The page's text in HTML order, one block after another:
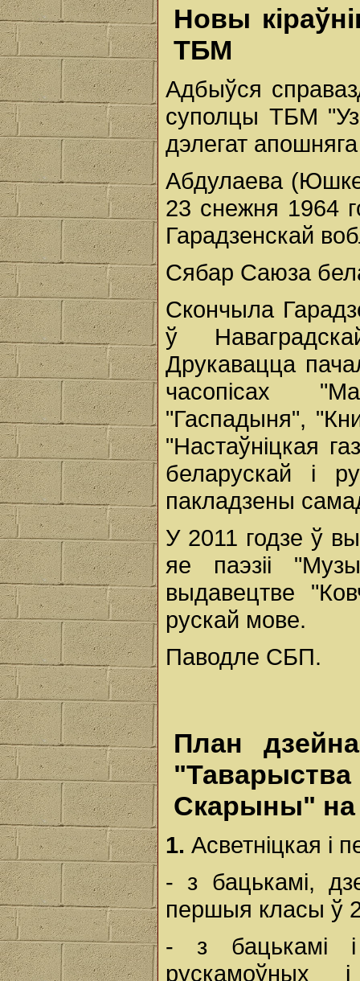
Новы
ТБМ
Адбыўся
суполцы ТБМ
дэлегат
Абдулаева
23 снежня 1964
Гарадзенскай
Сябар Саюза
Скончыла
ў
Друкавацца
часопісах
"Гаспадыня",
"Настаўніцкая
беларускай і
пакладзены
У 2011 годзе ў
яе паэзіі
выдавецтве
рускай мове.
Паводле СБП.
План
Скарыны" на
1. Асветніцкая і
- з бацькамі,
першыя класы ў
- з бацькамі
рускамоўных